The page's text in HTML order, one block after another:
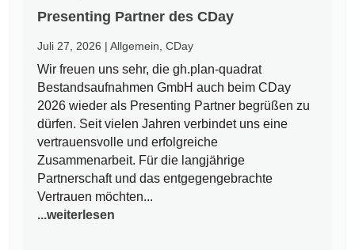
Presenting Partner des CDay
Juli 27, 2026 |Allgemein ,CDay
Wir freuen uns sehr, die gh.plan-quadrat
Bestandsaufnahmen GmbH auch beim CDay
2026 wieder als Presenting Partner begrüßen zu
dürfen. Seit vielen Jahren verbindet uns eine
vertrauensvolle und erfolgreiche
Zusammenarbeit. Für die langjährige
Partnerschaft und das entgegengebrachte
Vertrauen möchten...
...weiterlesen